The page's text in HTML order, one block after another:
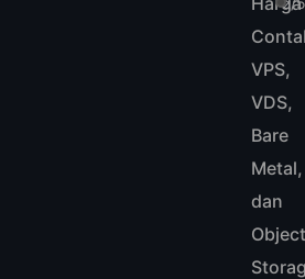
VPS,
VDS,
Bare
Metal,
dan